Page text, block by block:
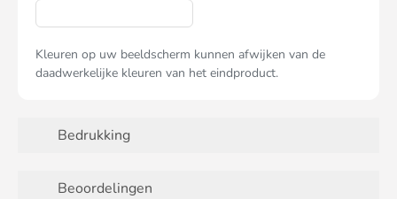
Kleuren op uw beeldscherm kunnen afwijken van de
daadwerkelijke kleuren van het eindproduct.
Bedrukking
Beoordelingen